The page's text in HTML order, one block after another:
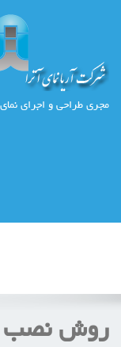
مجری طراحی و اجرای
روش‌ نصب